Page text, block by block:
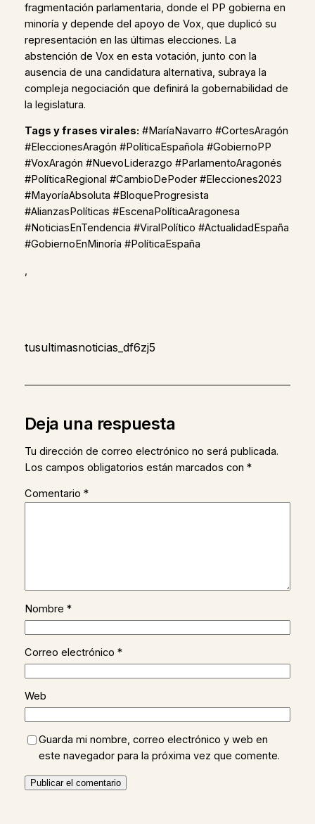
fragmentación parlamentaria, donde el PP gobierna en
minoría y depende del apoyo de Vox, que duplicó su
representación en las últimas elecciones. La
abstención de Vox en esta votación, junto con la
ausencia de una candidatura alternativa, subraya la
compleja negociación que definirá la gobernabilidad de
la legislatura.
Tags y frases virales: #MaríaNavarro #CortesAragón
#EleccionesAragón #PolíticaEspañola #GobiernoPP
#VoxAragón #NuevoLiderazgo #ParlamentoAragonés
#PolíticaRegional #CambioDePoder #Elecciones2023
#MayoríaAbsoluta #BloqueProgresista
#AlianzasPolíticas #EscenaPolíticaAragonesa
#NoticiasEnTendencia #ViralPolítico #ActualidadEspaña
#GobiernoEnMinoría #PolíticaEspaña
,
tusultimasnoticias_df6zj5
Deja una respuesta
Tu dirección de correo electrónico no será publicada.
Los campos obligatorios están marcados con *
Comentario *
Nombre *
Correo electrónico *
Web
Guarda mi nombre, correo electrónico y web en
este navegador para la próxima vez que comente.